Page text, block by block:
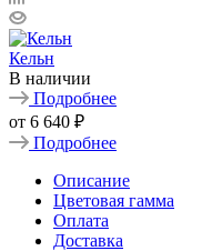
Кельн
В наличии
Подробнее
от 6 640 ₽
Подробнее
Описание
Цветовая гамма
Оплата
Доставка